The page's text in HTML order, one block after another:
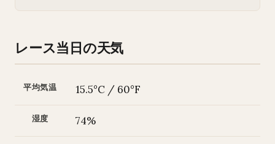
レース当日の天気
平均気温 15.5°C / 60°F
湿度 74%